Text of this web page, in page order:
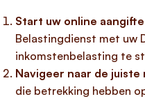
Start uw online
Belastingdienst met uw
inkomstenbelasting te
Navigeer naar de juiste
die betrekking hebben